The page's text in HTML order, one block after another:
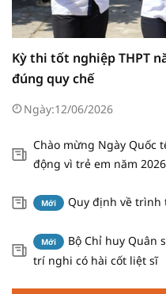
Kỳ thi tốt nghiệp THPT
đúng quy chế
Ngày:12/06/2026
Chào mừng Ngày Quốc
động vì trẻ em năm
Mới Quy định về trình
Mới
Bộ Chỉ huy Quân
trí nghi có hài cốt liệt sĩ